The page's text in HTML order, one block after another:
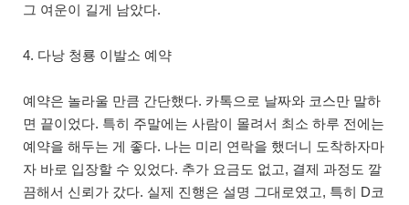
그 여운이 길게 남았다.
4. 다낭 청룡 이발소 예약
예약은 놀라울 만큼 간단했다. 카톡으로 날짜와 코스만 말하
면 끝이었다. 특히 주말에는 사람이 몰려서 최소 하루 전에는
예약을 해두는 게 좋다. 나는 미리 연락을 했더니 도착하자마
자 바로 입장할 수 있었다. 추가 요금도 없고, 결제 과정도 깔
끔해서 신뢰가 갔다. 실제 진행은 설명 그대로였고, 특히 D코